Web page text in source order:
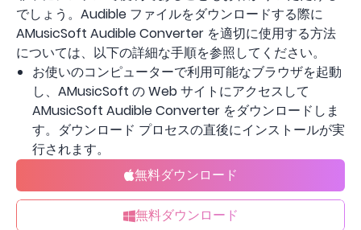
でしょう。Audible ファイルをダウンロードする際に
AMusicSoft Audible Converter を適切に使用する方法
については、以下の詳細な手順を参照してください。
お使いのコンピューターで利用可能なブラウザを起動
し、AMusicSoft の Web サイトにアクセスして
AMusicSoft Audible Converter をダウンロードしま
す。ダウンロード プロセスの直後にインストールが実
行されます。
無料ダウンロード
無料ダウンロード